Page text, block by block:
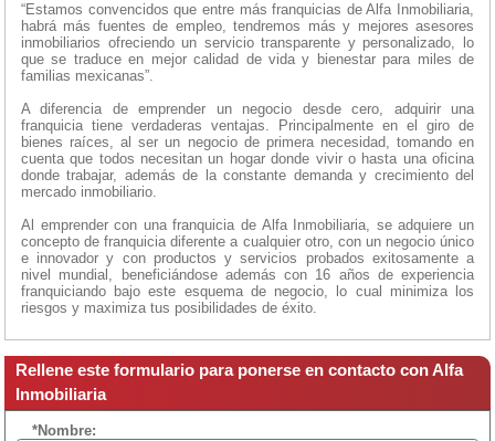
“Estamos convencidos que entre más franquicias de Alfa Inmobiliaria,
habrá más fuentes de empleo, tendremos más y mejores asesores
inmobiliarios ofreciendo un servicio transparente y personalizado, lo
que se traduce en mejor calidad de vida y bienestar para miles de
familias mexicanas”.
A diferencia de emprender un negocio desde cero, adquirir una
franquicia tiene verdaderas ventajas. Principalmente en el giro de
bienes raíces, al ser un negocio de primera necesidad, tomando en
cuenta que todos necesitan un hogar donde vivir o hasta una oficina
donde trabajar, además de la constante demanda y crecimiento del
mercado inmobiliario.
Al emprender con una franquicia de Alfa Inmobiliaria, se adquiere un
concepto de franquicia diferente a cualquier otro, con un negocio único
e innovador y con productos y servicios probados exitosamente a
nivel mundial, beneficiándose además con 16 años de experiencia
franquiciando bajo este esquema de negocio, lo cual minimiza los
riesgos y maximiza tus posibilidades de éxito.
Rellene este formulario para ponerse en contacto con Alfa
Inmobiliaria
*Nombre: